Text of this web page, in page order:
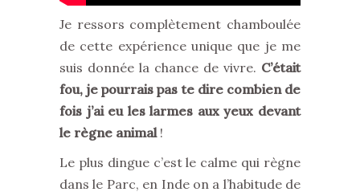
Je ressors complètement chamboulée
de cette expérience unique que je me
suis donnée la chance de vivre. C’était
fou, je pourrais pas te dire combien de
fois j’ai eu les larmes aux yeux devant
le règne animal!
Le plus dingue c’est le calme qui règne
dans le Parc, en Inde on a l’habitude de